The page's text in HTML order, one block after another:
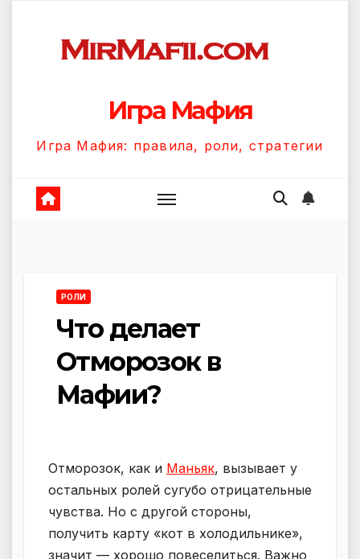
содержанию
Игра Мафия
Игра Мафия: правила, роли, стратегии
РОЛИ
Что делает
Отморозок в
Мафии?
Отморозок, как и Маньяк, вызывает у
остальных ролей сугубо отрицательные
чувства. Но с другой стороны,
получить карту «кот в холодильнике»,
значит — хорошо повеселиться. Важно